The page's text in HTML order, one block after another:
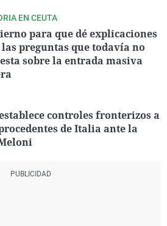
EN CEUTA
para que dé explicaciones
preguntas que todavía no
sobre la entrada masiva
controles fronterizos a
de Italia ante la